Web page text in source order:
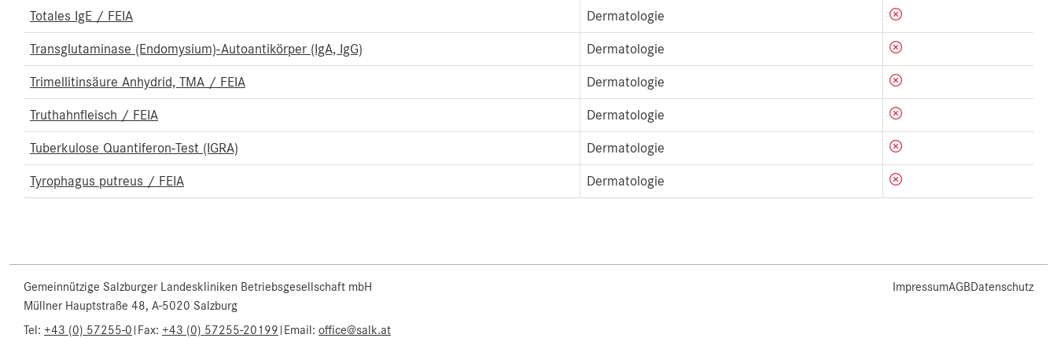
Totales IgE / FEIA Dermatologie
Transglutaminase (Endomysium)-Autoantikörper (IgA, IgG) Dermatologie
Trimellitinsäure Anhydrid, TMA / FEIA Dermatologie
Truthahnfleisch / FEIA Dermatologie
Tuberkulose Quantiferon-Test (IGRA) Dermatologie
Tyrophagus putreus / FEIA Dermatologie
Gemeinnützige Salzburger Landeskliniken Betriebsgesellschaft mbH
Müllner Hauptstraße 48, A-5020 Salzburg
Tel: +43 (0) 57255-0 | Fax: +43 (0) 57255-20199 | Email: office@salk.at
ImpressumAGBDatenschutz